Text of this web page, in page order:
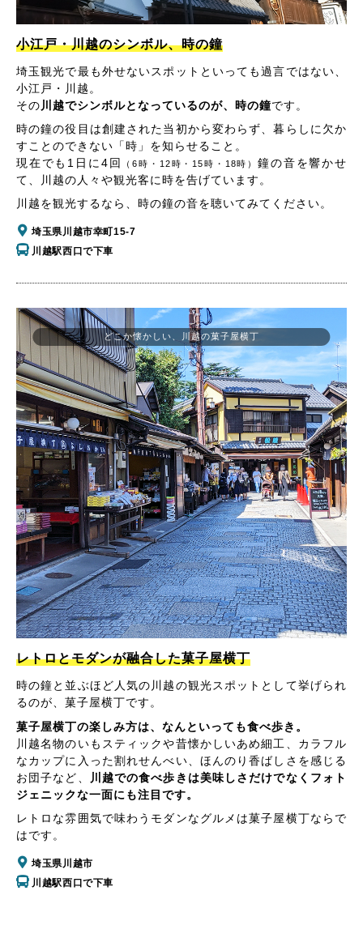
小江戸・川越のシンボル、時の鐘
埼玉観光で最も外せないスポットといっても過言ではない、
小江戸・川越。
その川越でシンボルとなっているのが、時の鐘です。
時の鐘の役目は創建された当初から変わらず、暮らしに欠か
すことのできない「時」を知らせること。
現在でも1日に4回
（6時・12時・15時・18時）鐘の音を響かせ
て、川越の人々や観光客に時を告げています。
川越を観光するなら、時の鐘の音を聴いてみてください。
埼玉県川越市幸町15-7
川越駅西口で下車
レトロとモダンが融合した菓子屋横丁
時の鐘と並ぶほど人気の川越の観光スポットとして挙げられ
るのが、菓子屋横丁です。
菓子屋横丁の楽しみ方は、なんといっても食べ歩き。
川越名物のいもスティックや昔懐かしいあめ細工、カラフル
なカップに入った割れせんべい、ほんのり香ばしさを感じる
お団子など、
川越での食べ歩きは美味しさだけでなくフォト
ジェニックな一面にも注目です。
レトロな雰囲気で味わうモダンなグルメは菓子屋横丁ならで
はです。
埼玉県川越市
川越駅西口で下車
どこか懐かしい、川越の菓子屋横丁